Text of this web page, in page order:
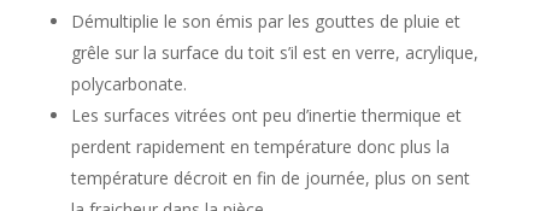
Démultiplie le son émis par les gouttes de pluie et
grêle sur la surface du toit s’il est en verre, acrylique,
polycarbonate.
Les surfaces vitrées ont peu d’inertie thermique et
perdent rapidement en température donc plus la
température décroit en fin de journée, plus on sent